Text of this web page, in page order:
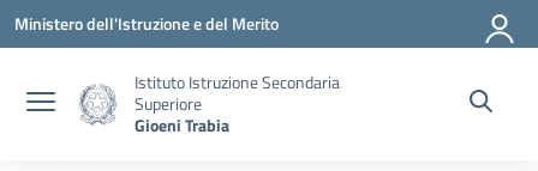
Vai ai contenuti
Vai al menu di navigazione
Vai al footer
Ministero dell'Istruzione e del Merito
Istituto Istruzione Secondaria
Superiore
Gioeni Trabia